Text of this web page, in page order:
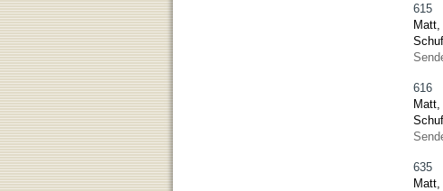
615
Matt,
616
Matt,
635
Matt,